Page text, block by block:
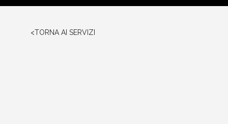
<TORNA AI SERVIZI